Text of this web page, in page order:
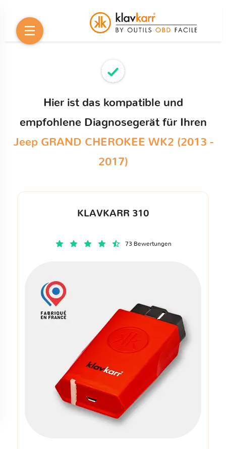
Hier ist das kompatible und
empfohlene Diagnosegerät für Ihren
Jeep GRAND CHEROKEE WK2 (2013 -
2017)
KLAVKARR 310
73 Bewertungen